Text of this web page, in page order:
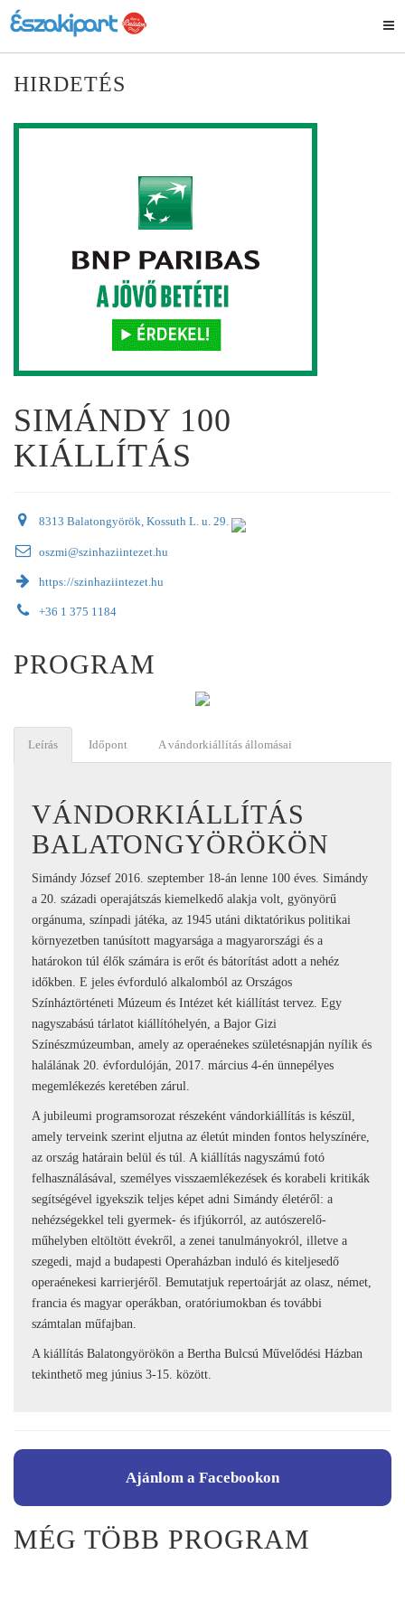
HIRDETÉS
SIMÁNDY 100
KIÁLLÍTÁS
8313 Balatongyörök, Kossuth L. u. 29.
oszmi@szinhaziintezet.hu
https://szinhaziintezet.hu
+36 1 375 1184
PROGRAM
Leírás Időpont A vándorkiállítás állomásai
VÁNDORKIÁLLÍTÁS
BALATONGYÖRÖKÖN
Simándy József 2016. szeptember 18-án lenne 100 éves. Simándy
a 20. századi operajátszás kiemelkedő alakja volt, gyönyörű
orgánuma, színpadi játéka, az 1945 utáni diktatórikus politikai
környezetben tanúsított magyarsága a magyarországi és a
határokon túl élők számára is erőt és bátorítást adott a nehéz
időkben. E jeles évforduló alkalomból az Országos
Színháztörténeti Múzeum és Intézet két kiállítást tervez. Egy
nagyszabású tárlatot kiállítóhelyén, a Bajor Gizi
Színészmúzeumban, amely az operaénekes születésnapján nyílik és
halálának 20. évfordulóján, 2017. március 4-én ünnepélyes
megemlékezés keretében zárul.
A jubileumi programsorozat részeként vándorkiállítás is készül,
amely terveink szerint eljutna az életút minden fontos helyszínére,
az ország határain belül és túl. A kiállítás nagyszámú fotó
felhasználásával, személyes visszaemlékezések és korabeli kritikák
segítségével igyekszik teljes képet adni Simándy életéről: a
nehézségekkel teli gyermek- és ifjúkorról, az autószerelő-
műhelyben eltöltött évekről, a zenei tanulmányokról, illetve a
szegedi, majd a budapesti Operaházban induló és kiteljesedő
operaénekesi karrierjéről. Bemutatjuk repertoárját az olasz, német,
francia és magyar operákban, oratóriumokban és további
számtalan műfajban.
A kiállítás Balatongyörökön a Bertha Bulcsú Művelődési Házban
tekinthető meg június 3-15. között.
Ajánlom a Facebookon
MÉG TÖBB PROGRAM